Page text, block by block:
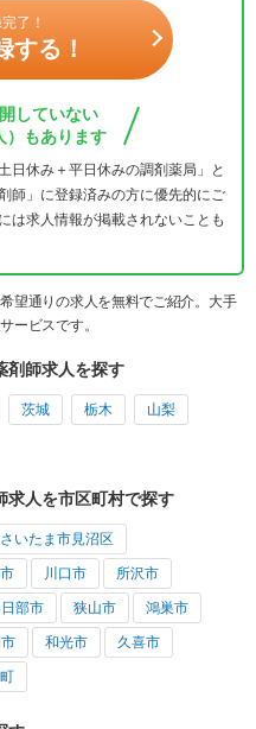
了！
する！
していない
）もあります
日休み＋平日休みの調剤薬局」と
師」に登録済みの方に優先的にご
は求人情報が掲載されないことも
望通りの求人を無料でご紹介。大手
ービスです。
剤師求人を探す
茨城 栃木 山梨
求人を市区町村で探す
さいたま市見沼区
川口市 所沢市
部市 狭山市 鴻巣市
和光市 久喜市